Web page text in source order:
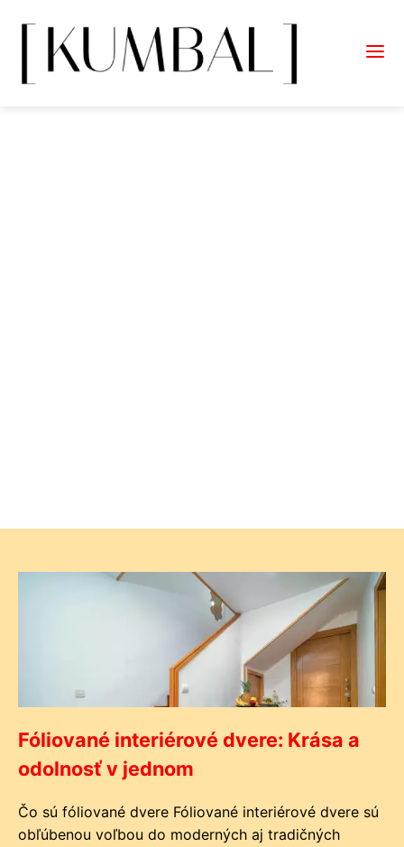
Fóliované interiérové dvere: Krása a
odolnosť v jednom
Čo sú fóliované dvere Fóliované interiérové dvere sú
obľúbenou voľbou do moderných aj tradičných